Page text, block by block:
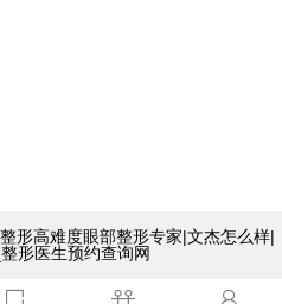
形高难度眼部整形专家|文杰怎么样|
形医生预约查询网